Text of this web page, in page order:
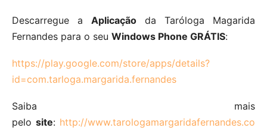
Descarregue a Aplicação da Taróloga Magarida
Fernandes para o seu Windows Phone GRÁTIS:
https://play.google.com/store/apps/details?
id=com.tarloga.margarida.fernandes
Saiba mais
pelo site: http://www.tarologamargaridafernandes.co